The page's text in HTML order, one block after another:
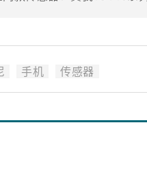
手机 传感器